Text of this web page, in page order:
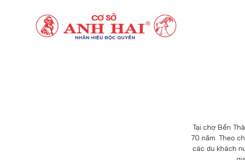
Tại chợ Bến
70 năm. Theo
các du khách